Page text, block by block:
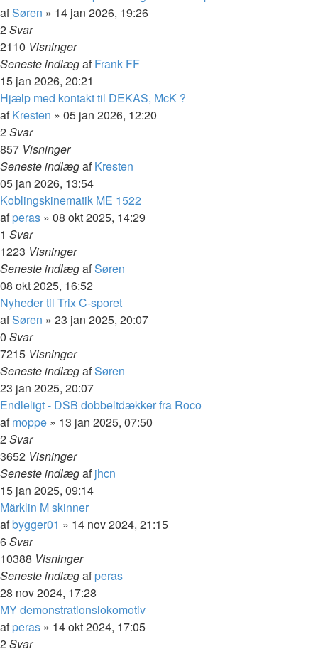
afSøren » 14 jan 2026, 19:26
2Svar
2110 Visninger
Seneste indlægafFrank FF
15 jan 2026, 20:21
Hjælp med kontakt til DEKAS, McK ?
afKresten » 05 jan 2026, 12:20
2Svar
857 Visninger
Seneste indlægafKresten
05 jan 2026, 13:54
Koblingskinematik ME 1522
afperas » 08 okt 2025, 14:29
1 Svar
1223 Visninger
Seneste indlægafSøren
08 okt 2025, 16:52
Nyheder til Trix C-sporet
afSøren » 23 jan 2025, 20:07
0 Svar
7215 Visninger
Seneste indlægafSøren
23 jan 2025, 20:07
Endleligt - DSB dobbeltdækker fra Roco
afmoppe » 13 jan 2025, 07:50
2Svar
3652 Visninger
Seneste indlægafjhcn
15 jan 2025, 09:14
Märklin M skinner
afbygger01 » 14 nov 2024, 21:15
6Svar
10388 Visninger
Seneste indlægafperas
28 nov 2024, 17:28
MY demonstrationslokomotiv
afperas » 14 okt 2024, 17:05
2Svar